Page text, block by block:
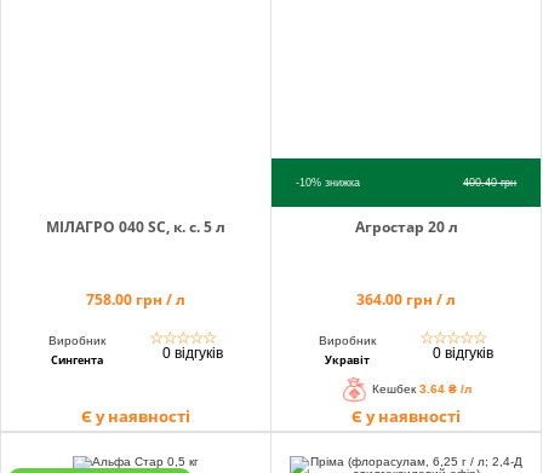
МІЛАГРО 040 SC, к. с. 5 л
758.00 грн / л
Виробник
Сингента
☆☆☆☆☆
0 відгуків
Є у наявності
-10%знижка 400.40грн
Агростар 20 л
364.00 грн / л
Виробник
Укравіт
☆☆☆☆☆
0 відгуків
Кешбек 3.64 ₴ /л
Є у наявності